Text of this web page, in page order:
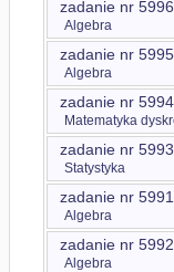
zadanie nr 5996
Algebra
zadanie nr 5995
Algebra
zadanie nr 5994
Matematyka
zadanie nr 5993
Statystyka
zadanie nr 5991
Algebra
zadanie nr 5992
Algebra